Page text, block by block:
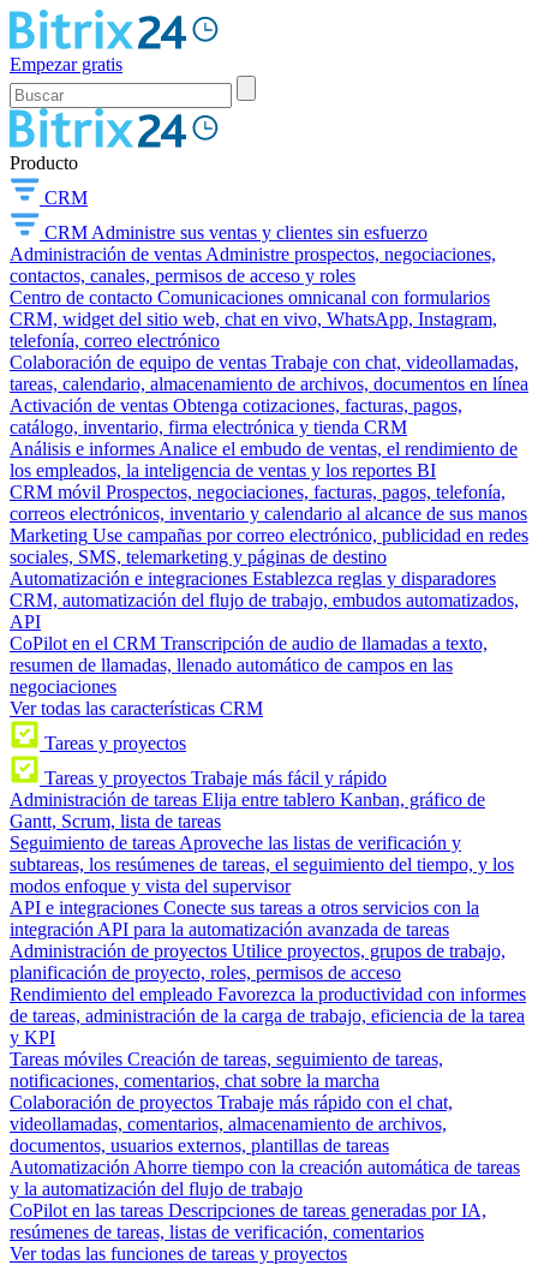
Empezar gratis
Producto
CRM
CRM Administre sus ventas y clientes sin esfuerzo
Administración de ventas Administre prospectos, negociaciones,
contactos, canales, permisos de acceso y roles
Centro de contacto Comunicaciones omnicanal con formularios
CRM, widget del sitio web, chat en vivo, WhatsApp, Instagram,
telefonía, correo electrónico
Colaboración de equipo de ventas Trabaje con chat, videollamadas,
tareas, calendario, almacenamiento de archivos, documentos en línea
Activación de ventas Obtenga cotizaciones, facturas, pagos,
catálogo, inventario, firma electrónica y tienda CRM
Análisis e informes Analice el embudo de ventas, el rendimiento de
los empleados, la inteligencia de ventas y los reportes BI
CRM móvil Prospectos, negociaciones, facturas, pagos, telefonía,
correos electrónicos, inventario y calendario al alcance de sus manos
Marketing Use campañas por correo electrónico, publicidad en redes
sociales, SMS, telemarketing y páginas de destino
Automatización e integraciones Establezca reglas y disparadores
CRM, automatización del flujo de trabajo, embudos automatizados,
API
CoPilot en el CRM Transcripción de audio de llamadas a texto,
resumen de llamadas, llenado automático de campos en las
negociaciones
Ver todas las características CRM
Tareas y proyectos
Tareas y proyectos Trabaje más fácil y rápido
Administración de tareas Elija entre tablero Kanban, gráfico de
Gantt, Scrum, lista de tareas
Seguimiento de tareas Aproveche las listas de verificación y
subtareas, los resúmenes de tareas, el seguimiento del tiempo, y los
modos enfoque y vista del supervisor
API e integraciones Conecte sus tareas a otros servicios con la
integración API para la automatización avanzada de tareas
Administración de proyectos Utilice proyectos, grupos de trabajo,
planificación de proyecto, roles, permisos de acceso
Rendimiento del empleado Favorezca la productividad con informes
de tareas, administración de la carga de trabajo, eficiencia de la tarea
y KPI
Tareas móviles Creación de tareas, seguimiento de tareas,
notificaciones, comentarios, chat sobre la marcha
Colaboración de proyectos Trabaje más rápido con el chat,
videollamadas, comentarios, almacenamiento de archivos,
documentos, usuarios externos, plantillas de tareas
Automatización Ahorre tiempo con la creación automática de tareas
y la automatización del flujo de trabajo
CoPilot en las tareas Descripciones de tareas generadas por IA,
resúmenes de tareas, listas de verificación, comentarios
Ver todas las funciones de tareas y proyectos